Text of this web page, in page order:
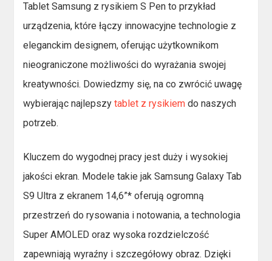
Tablet Samsung z rysikiem S Pen to przykład
urządzenia, które łączy innowacyjne technologie z
eleganckim designem, oferując użytkownikom
nieograniczone możliwości do wyrażania swojej
kreatywności. Dowiedzmy się, na co zwrócić uwagę
wybierając najlepszytablet z rysikiem do naszych
potrzeb.
Kluczem do wygodnej pracy jest duży i wysokiej
jakości ekran. Modele takie jak Samsung Galaxy Tab
S9 Ultra z ekranem 14,6”* oferują ogromną
przestrzeń do rysowania i notowania, a technologia
Super AMOLED oraz wysoka rozdzielczość
zapewniają wyraźny i szczegółowy obraz. Dzięki